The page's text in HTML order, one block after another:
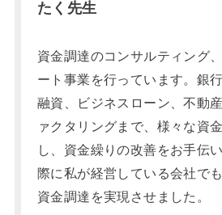
たく先生
資金調達のコンサルティング
ート事業を行っています。銀
融資、ビジネスローン、不動
ァクタリングまで、様々な資
し、資金繰りの改善をお手伝
際に私が経営している会社で
資金調達を実現させました。